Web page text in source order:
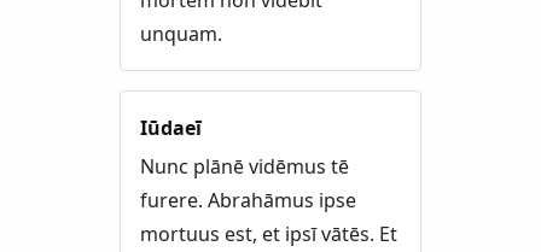
unquam.
Iūdaeī
Nunc plānē vidēmus tē
furere. Abrahāmus ipse
mortuus est, et ipsī vātēs. Et